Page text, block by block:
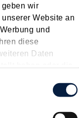
wir
Website an
und
diese
Daten
das letzte Wort
2021 ist es bei den
Folgen der
von...